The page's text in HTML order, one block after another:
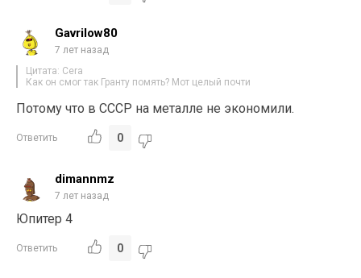
Gavrilow80
7 лет назад
Цитата: Cera
Как он смог так Гранту помять? Мот целый почти
Потому что в СССР на металле не экономили.
Ответить 0
dimannmz
7 лет назад
Юпитер 4
Ответить 0